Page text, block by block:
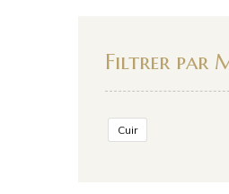
Filtrer par
Cuir